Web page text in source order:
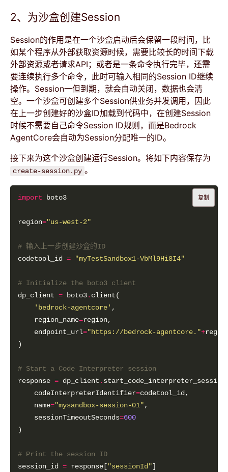
2、为沙盒创建Session
Session的作用是在一个沙盒启动后会保留一段时间，比
如某个程序从外部获取资源时候，需要比较长的时间下载
外部资源或者请求API；或者是一条命令执行完毕，还需
要连续执行多个命令，此时可输入相同的Session ID继续
操作。Session一但到期，就会自动关闭，数据也会清
空。一个沙盒可创建多个Session供业务并发调用，因此
在上一步创建好的沙盒ID加载到代码中，在创建Session
时候不需要自己命令Session ID规则，而是Bedrock
AgentCore会自动为Session分配唯一的ID。
接下来为这个沙盒创建运行Session。将如下内容保存为
create-session.py 。
import
region="us-west-2"
# 输入上一步创建沙盒的ID
codetool_id = "myTestSandbox1-VbMl9Hi8I4"
# Initialize the boto3 client
dp_client = boto3.
'bedrock-agentcore'
    region_name
=
    endpoint_url
="https://bedrock-agentcore."+
# Start a Code Interpreter session
response = dp_client .
    codeInterpreterIdentifier
=
    name
="mysandbox-session-01"
    sessionTimeoutSeconds
=600
# Print the session ID
session_id = response["sessionId"
复制